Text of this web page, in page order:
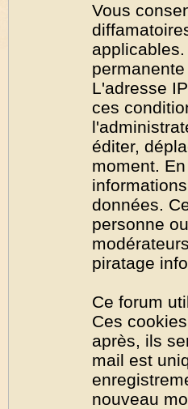
Vous
L'adresse
ces
éditer,
moment.
données.
personne
piratage
Ce forum
Ces
après, ils
mail est
nouveau